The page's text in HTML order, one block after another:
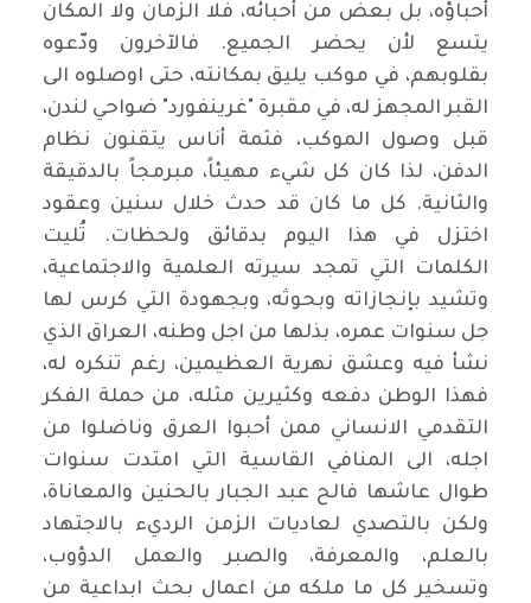
أحباؤه، بل بعض من أحبائه، فلا الزمان ولا المكان
يتسع لأن يحضر الجميع. فالآخرون ودّعوه
بقلوبهم، في موكب يليق بمكانته، حتى اوصلوه الى
القبر المجهز له، في مقبرة "غرينفورد" ضواحي لندن،
قبل وصول الموكب، فثمة أناس يتقنون نظام
الدفن، لذا كان كل شيء مهيئاً، مبرمجاً بالدقيقة
والثانية. كل ما كان قد حدث خلال سنين وعقود
اختزل في هذا اليوم بدقائق ولحظات. تُليت
الكلمات التي تمجد سيرته العلمية والاجتماعية،
وتشيد بإنجازاته وبحوثه، وبجهودة التي كرس لها
جل سنوات عمره، بذلها من اجل وطنه، العراق الذي
نشأ فيه وعشق نهرية العظيمين، رغم تنكره له،
فهذا الوطن دفعه وكثيرين مثله، من حملة الفكر
التقدمي الانساني ممن أحبوا العرق وناضلوا من
اجله، الى المنافي القاسية التي امتدت سنوات
طوال عاشها فالح عبد الجبار بالحنين والمعاناة،
ولكن بالتصدي لعاديات الزمن الرديء بالاجتهاد
بالعلم، والمعرفة، والصبر والعمل الدؤوب،
وتسخير كل ما ملكه من اعمال بحث ابداعية من